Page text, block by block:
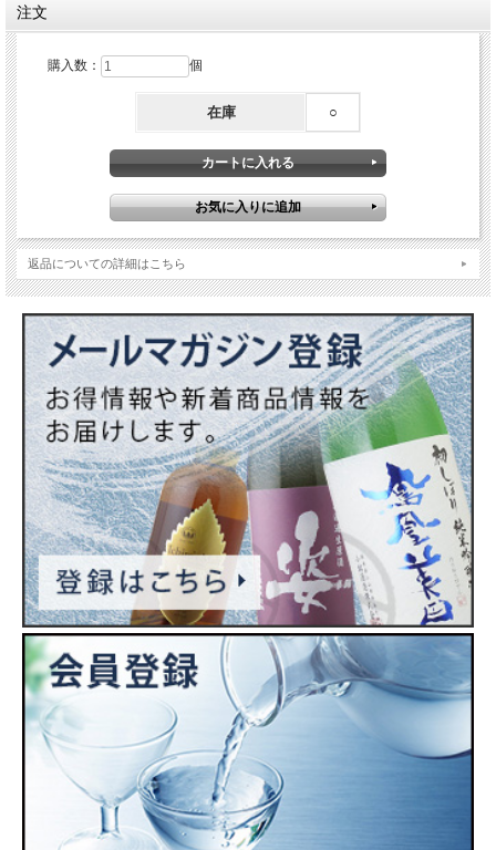
■著者：山内聖子(ヤマウチキヨコ)
■出版社：株式会社双葉社
■発行日：2015年11月20日
■判 型：四六判
注文
購入数： 個
在庫 ○
返品についての詳細はこちら